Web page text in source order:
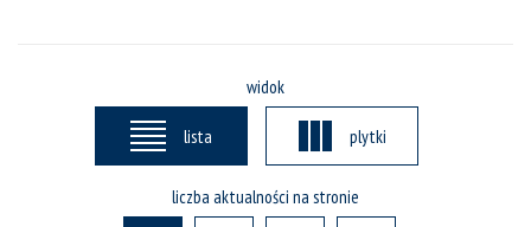
widok
lista plytki
liczba aktualności na stronie